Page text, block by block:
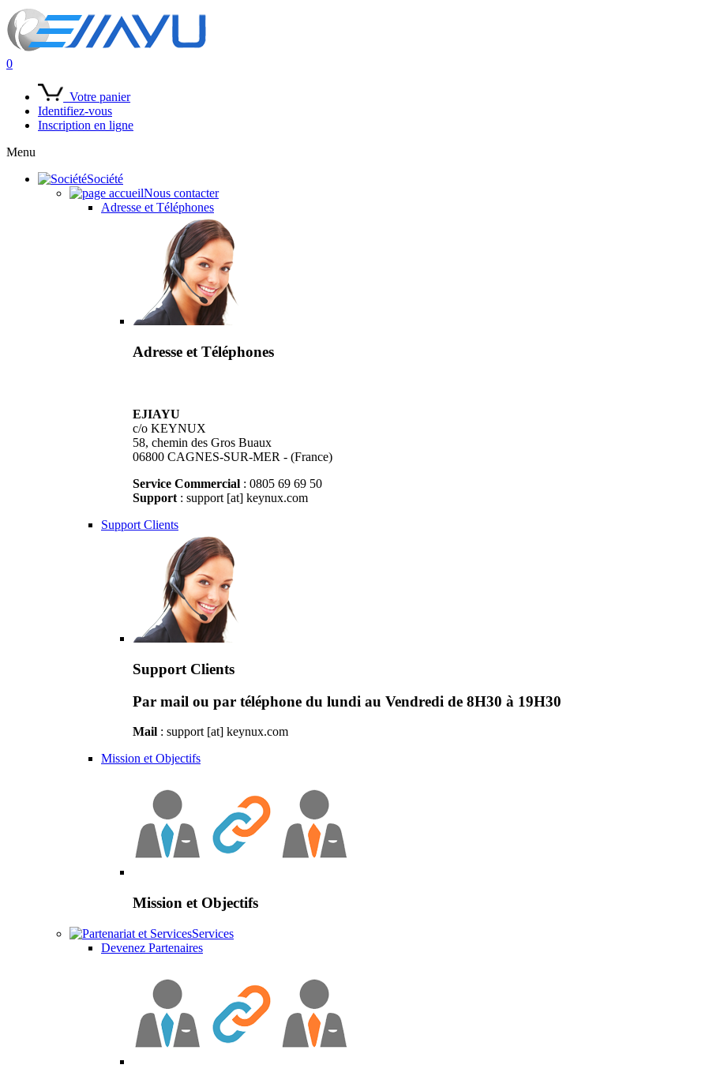
0
Votre panier
Identifiez-vous
Inscription en ligne
Menu
Société
Nous contacter
Adresse et Téléphones
Adresse et Téléphones
EJIAYU
c/o KEYNUX
58, chemin des Gros Buaux
06800 CAGNES-SUR-MER - (France)
Service Commercial : 0805 69 69 50
Support : support [at] keynux.com
Support Clients
Support Clients
Par mail ou par téléphone du lundi au Vendredi de 8H30 à 19H30
Mail : support [at] keynux.com
Mission et Objectifs
Mission et Objectifs
Services
Devenez Partenaires